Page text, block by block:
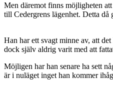
Men däremot finns möjligheten
till Cedergrens lägenhet. Detta då
Han har ett svagt minne av, att
dock själv aldrig varit med att
Möjligen har han senare ha sett
är i nuläget inget han kommer